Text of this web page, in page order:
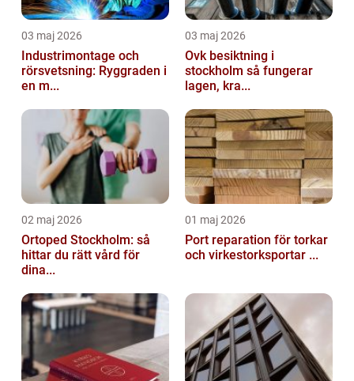
03 maj 2026
Industrimontage och
rörsvetsning: Ryggraden i
en m...
03 maj 2026
Ovk besiktning i
stockholm så fungerar
lagen, kra...
02 maj 2026
Ortoped Stockholm: så
hittar du rätt vård för
dina...
01 maj 2026
Port reparation för torkar
och virkestorksportar ...